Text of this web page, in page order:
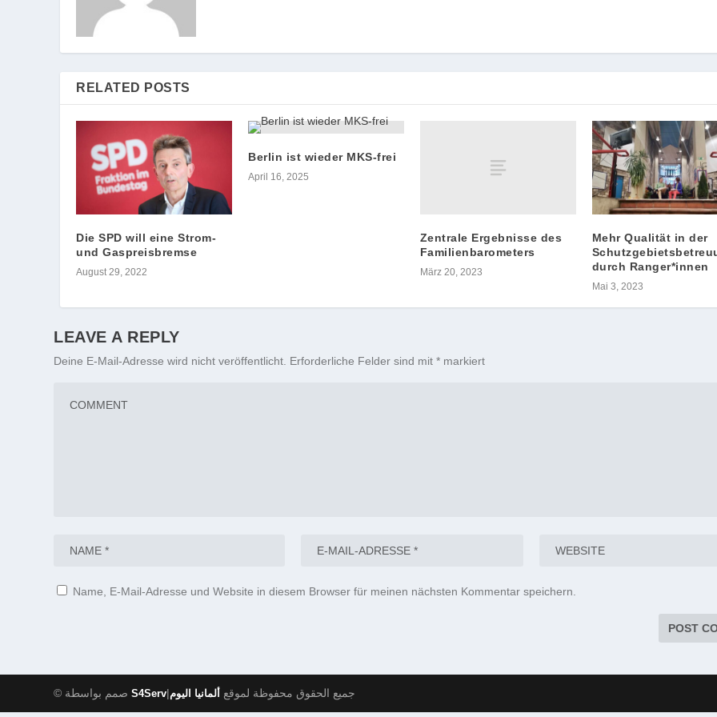
RELATED POSTS
Die SPD will eine Strom-
und Gaspreisbremse
August 29, 2022
Berlin ist wieder MKS-frei
April 16, 2025
Zentrale Ergebnisse des
Familienbarometers
März 20, 2023
Mehr Qualität in der
durch Ranger*innen
Mai 3, 2023
LEAVE A REPLY
Deine E-Mail-Adresse wird nicht veröffentlicht. Erforderliche Felder sind mit* markiert
Name, E-Mail-Adresse und Website in diesem Browser für meinen nächsten Kommentar speichern.
© صمم بواسطةS4Serv |جميع الحقوق محفوظة لموقع ألمانيا اليوم